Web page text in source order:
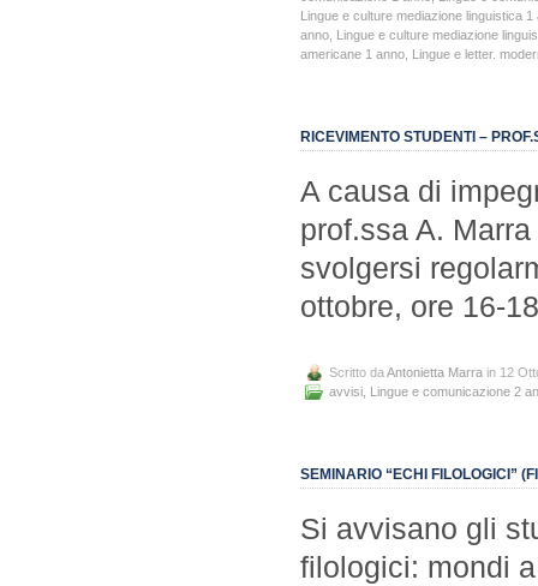
Lingue e culture mediazione linguistica 1
anno Lingue e culture mediazione
americane 1 anno Lingue e letter.
RICEVIMENTO STUDENTI –
A causa di
prof.ssa A.
svolgersi
ottobre, ore 16-
Scritto daAntonietta Marra in 12
avvisi Lingue e comunicazione 2
SEMINARIO “ECHI FILOLOGICI”
Si avvisano gli
filologici: mondi